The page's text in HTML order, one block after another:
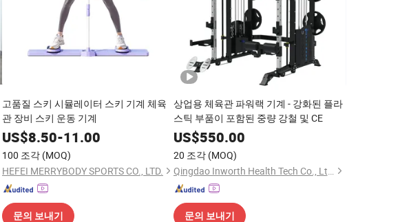
고품질 스키 시뮬레이터 스키 기계 체육
관 장비 스키 운동 기계
US$8.50-11.00
100 조각 (MOQ)
HEFEI MERRYBODY SPORTS CO., LTD.
문의 보내기
상업용 체육관 파워랙 기계 - 강화된 플라
스틱 부품이 포함된 중량 강철 및 CE
US$550.00
20 조각 (MOQ)
Qingdao Inworth Health Tech Co., Ltd.
문의 보내기